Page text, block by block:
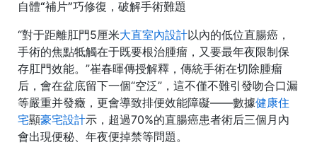
自體“補片”巧修復，破解手術難題
“對于距離肛門5厘米大直室內設計以內的低位直腸癌，
手術的焦點牴觸在于既要根治腫瘤，又要最年夜限制保
存肛門效能。”崔春暉傳授解釋，傳統手術在切除腫瘤
后，會在盆底留下一個“空泛”，這不僅不難引發吻合口漏
等嚴重并發癥，更會導致排便效能障礙——數據健康住
宅顯豪宅設計示，超過70%的直腸癌患者術后三個月內
會出現便秘、年夜便掉禁等問題。